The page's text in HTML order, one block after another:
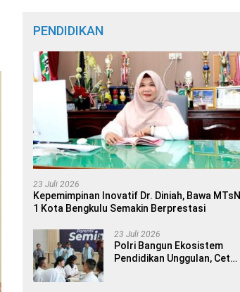
PENDIDIKAN
23 Juli 2026
Kepemimpinan Inovatif Dr. Diniah, Bawa MTsN
1 Kota Bengkulu Semakin Berprestasi
23 Juli 2026
Polri Bangun Ekosistem
Pendidikan Unggulan, Cetak